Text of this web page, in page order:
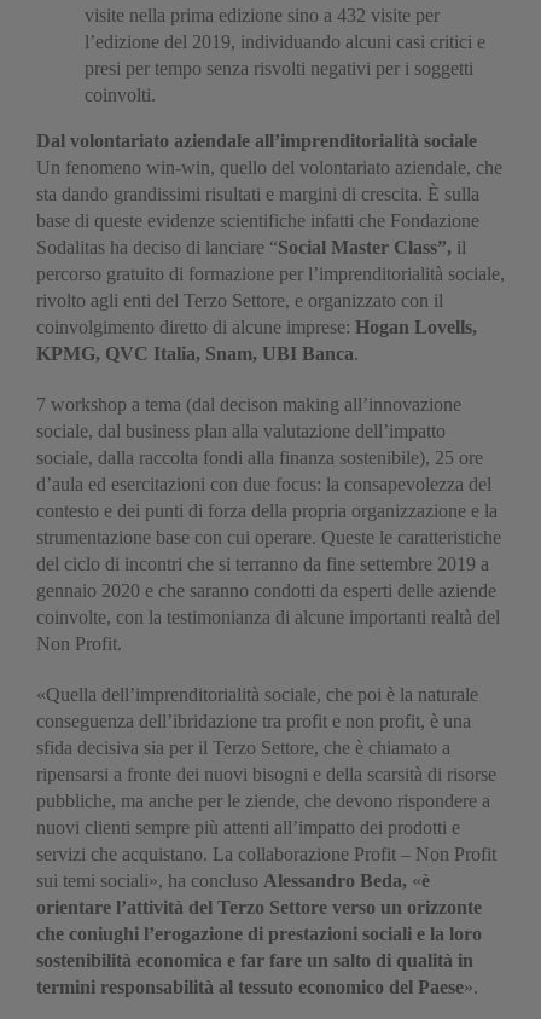
visite nella prima edizione sino a 432 visite per
l’edizione del 2019, individuando alcuni casi critici e
presi per tempo senza risvolti negativi per i soggetti
coinvolti.
Dal volontariato aziendale all’imprenditorialità sociale
Un fenomeno win-win, quello del volontariato aziendale, che
sta dando grandissimi risultati e margini di crescita. È sulla
base di queste evidenze scientifiche infatti che Fondazione
Sodalitas ha deciso di lanciare “Social Master Class”, il
percorso gratuito di formazione per l’imprenditorialità sociale,
rivolto agli enti del Terzo Settore, e organizzato con il
coinvolgimento diretto di alcune imprese: Hogan Lovells,
KPMG, QVC Italia, Snam, UBI Banca.
7 workshop a tema (dal decison making all’innovazione
sociale, dal business plan alla valutazione dell’impatto
sociale, dalla raccolta fondi alla finanza sostenibile), 25 ore
d’aula ed esercitazioni con due focus: la consapevolezza del
contesto e dei punti di forza della propria organizzazione e la
strumentazione base con cui operare. Queste le caratteristiche
del ciclo di incontri che si terranno da fine settembre 2019 a
gennaio 2020 e che saranno condotti da esperti delle aziende
coinvolte, con la testimonianza di alcune importanti realtà del
Non Profit.
«Quella dell’imprenditorialità sociale, che poi è la naturale
conseguenza dell’ibridazione tra profit e non profit, è una
sfida decisiva sia per il Terzo Settore, che è chiamato a
ripensarsi a fronte dei nuovi bisogni e della scarsità di risorse
pubbliche, ma anche per le ziende, che devono rispondere a
nuovi clienti sempre più attenti all’impatto dei prodotti e
servizi che acquistano. La collaborazione Profit – Non Profit
sui temi sociali», ha concluso Alessandro Beda, «è
orientare l’attività del Terzo Settore verso un orizzonte
che coniughi l’erogazione di prestazioni sociali e la loro
sostenibilità economica e far fare un salto di qualità in
termini responsabilità al tessuto economico del Paese».